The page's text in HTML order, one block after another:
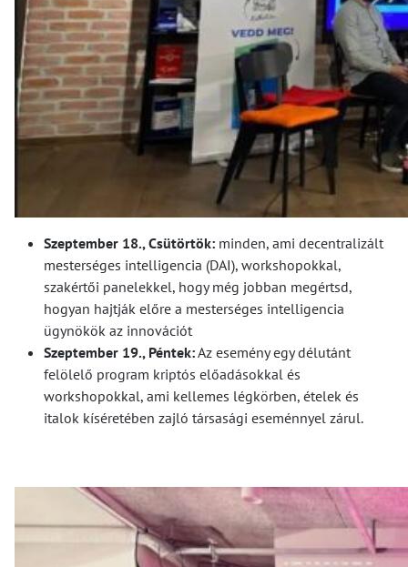
Szeptember 18., Csütörtök: minden, ami decentralizált
mesterséges intelligencia (DAI), workshopokkal,
szakértői panelekkel, hogy még jobban megértsd,
hogyan hajtják előre a mesterséges intelligencia
ügynökök az innovációt
Szeptember 19., Péntek:Az esemény egy délutánt
felölelő program kriptós előadásokkal és
workshopokkal, ami kellemes légkörben, ételek és
italok kíséretében zajló társasági eseménnyel zárul.